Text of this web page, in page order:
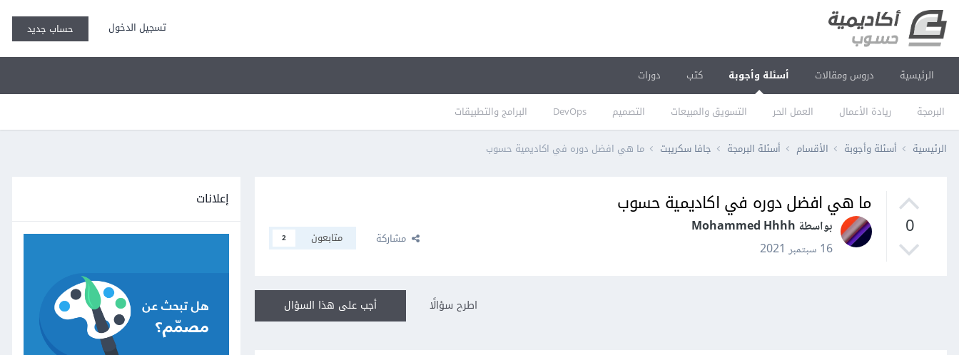
تسجيل الدخول حساب جديد
الرئيسية دروس ومقالات أسئلة وأجوبة
البرمجة ريادة الأعمال العمل الحر التسويق والمبيعات التصميم DevOps البرامج والتطبيقات
كتب دورات
الرئيسية أسئلة وأجوبة الأقسام أسئلة البرمجة جافا سكريبت ما هي افضل دوره في اكاديمية حسوب
0
ما هي افضل دوره في اكاديمية حسوب
بواسطة Mohammed Hhhh
16 سبتمبر 2021
مشاركة متابعون 2
أجب على هذا السؤال اطرح سؤالًا
إعلانات